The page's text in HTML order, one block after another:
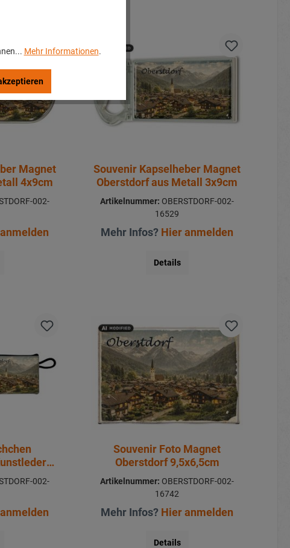
Magnet
4x9cm
002-
Souvenir Kapselheber Magnet
Oberstdorf aus Metall 3x9cm
Artikelnummer: OBERSTDORF-002-
16529
Mehr Infos? Hier anmelden
Details
002-
Souvenir Foto Magnet
Oberstdorf 9,5x6,5cm
Artikelnummer: OBERSTDORF-002-
16742
Mehr Infos? Hier anmelden
Details
Mehr Informationen.